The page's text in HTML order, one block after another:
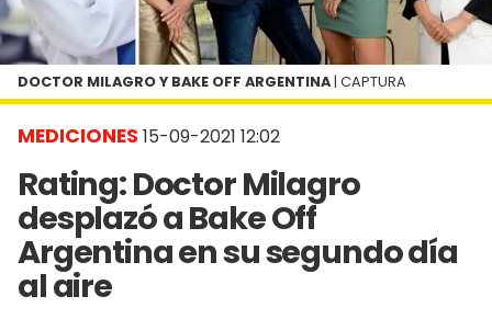
MEDICIONES 15-09-2021 12:02
Rating: Doctor Milagro
desplazó a Bake Off
Argentina en su segundo día
al aire
DOCTOR MILAGRO Y BAKE OFF ARGENTINA | CAPTURA